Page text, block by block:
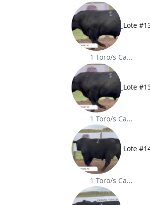
Lote
1 Toro/s Ca...
Lote
1 Toro/s Ca...
Lote
1 Toro/s Ca...